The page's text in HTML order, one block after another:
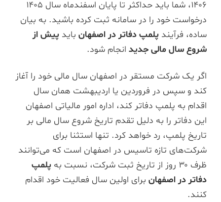
۱۴۰۶، شما باید حداکثر تا پایان اسفندماه سال ۱۴۰۵
درخواست خود را در سامانه ثبت کرده باشید. به بیان
ساده، فرآیند پلمپ دفاتر در اصفهانباید پیش از
شروع سال مالی جدیدانجام شود.
اگر یک شرکت مستقر در اصفهان سال مالی خود را آغاز
کند و سپس در فروردین یا اردیبهشت همان سال
اقدام به پلمپ دفاتر کند، اداره امور مالیاتی اصفهان
این دفاتر را به دلیل تقدم تاریخ شروع سال مالی بر
تاریخ پلمپ، رد خواهد کرد. تنها استثنا برای
شرکت‌های تازه تاسیس در اصفهان است که می‌توانند
ظرف ۳۰ روز از تاریخ ثبت شرکت، نسبت به
پلمپ
دفاتر در اصفهانبرای اولین سال فعالیت خود اقدام
کنند.